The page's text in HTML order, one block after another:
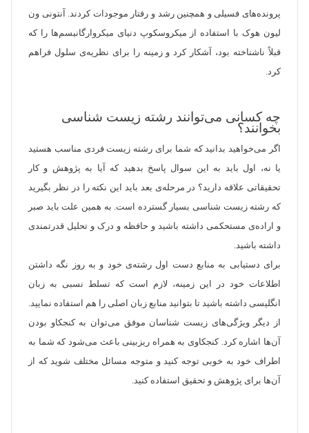
پرونده‌های فسیلی و همچنین رشد و رفتار موجودات کردند. آنتونی ون
لیون هوک با استفاده از میکروسکوپ دنیای میکروارگانیسم‌ها را که
قبلاً ناشناخته بود، آشکار کرد و زمینه را برای نظریه‌ی سلول فراهم
کرد.
چه کسانی می‌توانند رشته زیست شناسی
بخوانند؟
اگر می‌خواهید بدانید که شما برای رشته زیستفردی مناسب هستید
یا نه، اول باید به این سوال پاسخ بدهید که آیا به پژوهش و کار
تحقیقاتی علاقه دارید؟ در مرحله‌ی بعد باید این نکته را در نظر بگیرید
که رشته زیست شناسی بسیار گسترده است. به همین علت باید صبر
و اراده‌ی مستحکمی داشته باشید و حافظه و درک و تحلیل قدرتمندی
داشته باشید.
برای دستیابی به منابع دست اول رشته‌ی خود و به روز نگه داشتن
اطلاعات خود در این زمینه، لازم است که تسلط نسبی به زبان
انگلیسی داشته باشید تا بتوانید منابع زبان اصلی را هم استفاده نمایید.
از دیگر ویژگی‌های زیست شناسان موفق می‌توان به کنجکاو بودن
آن‌ها اشاره کرد. کنجکاوی به همراه ریزبینی باعث می‌شود که شما به
اطراف خود به خوبی توجه کنید و متوجه مسائل مختلف شوید که از
آن‌ها برای پژوهش و تحقیق استفاده کنید.